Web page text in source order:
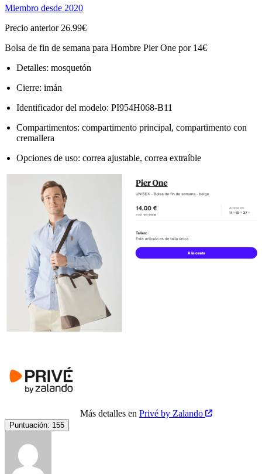
Miembro desde 2020
Precio anterior 26.99€
Bolsa de fin de semana para Hombre Pier One por 14€
Detalles: mosquetón
Cierre: imán
Identificador del modelo: PI954H068-B11
Compartimentos: compartimento principal, compartimento con
cremallera
Opciones de uso: correa ajustable, correa extraíble
Más detalles en Privé by Zalando
Puntuación: 155